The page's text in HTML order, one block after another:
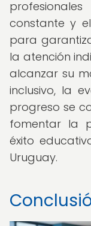
constante y
para
la atención
alcanzar su
inclusivo, la
progreso se
fomentar la
éxito
Uruguay.